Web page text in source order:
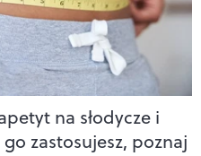
na słodycze i
zastosujesz, poznaj